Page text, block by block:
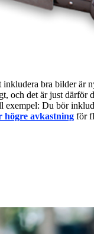
bra bilder
och det är just
Du bör
högre avkastning för